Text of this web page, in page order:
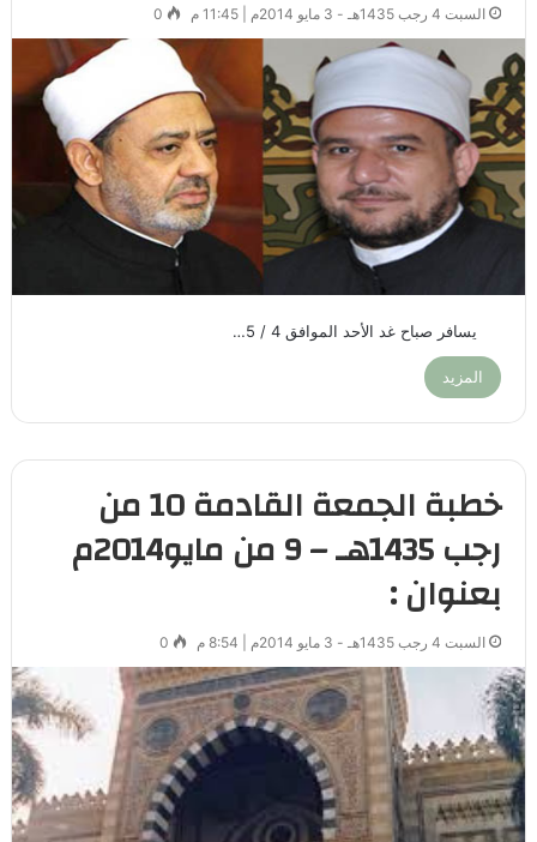
السبت 4 رجب 1435هـ - 3 مايو 2014م | 11:45 م 0
يسافر صباح غد الأحد الموافق 4 / 5…
المزيد
خطبة الجمعة القادمة 10 من
رجب 1435هـ – 9 من مايو2014م
بعنوان :
السبت 4 رجب 1435هـ - 3 مايو 2014م | 8:54 م 0